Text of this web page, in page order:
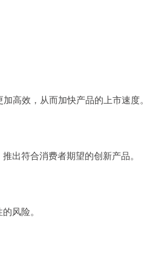
高效，从而加快产品的上市速度。
出符合消费者期望的创新产品。
风险。